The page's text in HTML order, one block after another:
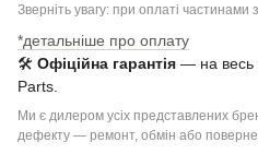
Зверніть увагу: при оплаті
*детальніше про оплату
🛠 Офіційна гарантія — на весь
Parts.
Ми є дилером усіх представлених
дефекту — ремонт, обмін або